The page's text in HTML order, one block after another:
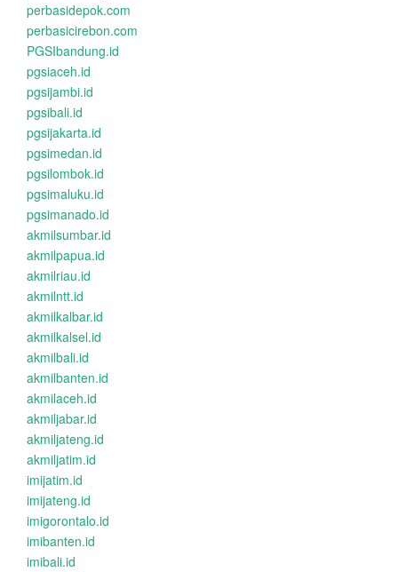
perbasidepok.com
perbasicirebon.com
PGSIbandung.id
pgsiaceh.id
pgsijambi.id
pgsibali.id
pgsijakarta.id
pgsimedan.id
pgsilombok.id
pgsimaluku.id
pgsimanado.id
akmilsumbar.id
akmilpapua.id
akmilriau.id
akmilntt.id
akmilkalbar.id
akmilkalsel.id
akmilbali.id
akmilbanten.id
akmilaceh.id
akmiljabar.id
akmiljateng.id
akmiljatim.id
imijatim.id
imijateng.id
imigorontalo.id
imibanten.id
imibali.id